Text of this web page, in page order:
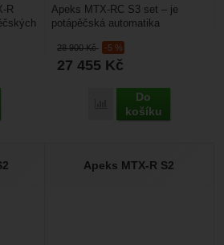
MTX-R + MTX-R Octopus' k porovnání
R
28 900Kč -5 %
27 455 Kč
Přidat 'Apeks MTX-RC
Do
košíku
Apeks MTX-RC S3 set – je
potápěčská automatika
extrémně chladnou vodu. Má
proto...
Apeks MTX-R S2